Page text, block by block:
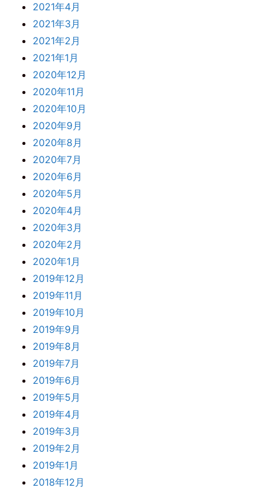
2021年4月
2021年3月
2021年2月
2021年1月
2020年12月
2020年11月
2020年10月
2020年9月
2020年8月
2020年7月
2020年6月
2020年5月
2020年4月
2020年3月
2020年2月
2020年1月
2019年12月
2019年11月
2019年10月
2019年9月
2019年8月
2019年7月
2019年6月
2019年5月
2019年4月
2019年3月
2019年2月
2019年1月
2018年12月